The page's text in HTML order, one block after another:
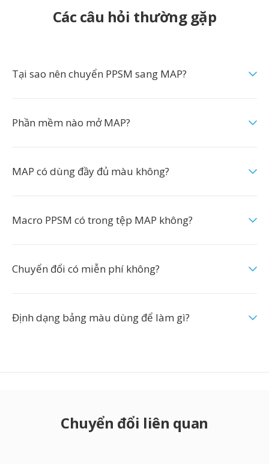
Các câu hỏi thường gặp
Tại sao nên chuyển PPSM sang MAP?
Phần mềm nào mở MAP?
MAP có dùng đầy đủ màu không?
Macro PPSM có trong tệp MAP không?
Chuyển đổi có miễn phí không?
Định dạng bảng màu dùng để làm gì?
Chuyển đổi liên quan